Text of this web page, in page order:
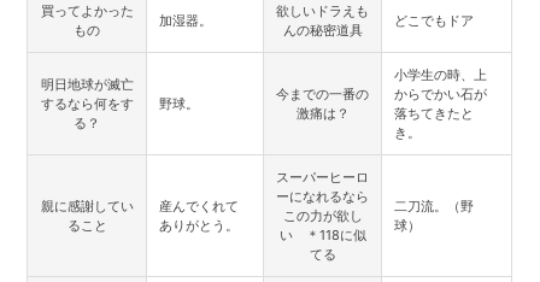
買ってよかった
もの
加湿器。
欲しいドラえも
んの秘密道具
どこでもドア
明日地球が滅亡
するなら何をす
る？
野球。
今までの一番の
激痛は？
小学生の時、上
からでかい石が
落ちてきたと
き。
親に感謝してい
ること
産んでくれて
ありがとう。
スーパーヒーロ
ーになれるなら
この力が欲し
い ＊118に似
てる
二刀流。（野
球）